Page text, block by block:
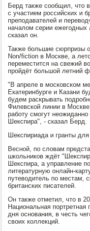
Берд также сообщил, что
с участием российских и
преподавателей и
началом серии ежегодных
сказал он.
Также большие сюрпризы
Non/fiction в Москве, а
переместится на свежий
пройдёт большой летний
"В апреле в московском
Екатеринбурге и Казани
будем раскрывать
Филевской линии в
работу смогут
Шекспира", - сказал Берд.
Шекспириада и гранты
Весной, по словам
школьников ждёт
Шекспира, а управление
литературную онлайн-
путеводитель по местам,
британских писателей.
Он также отметил, что в
Национальная
дня основания, в честь
своих коллекций.